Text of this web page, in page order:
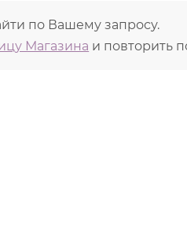
по Вашему запросу.
Магазина и повторить